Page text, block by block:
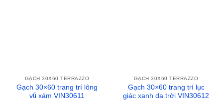
GẠCH 30X60 TERRAZZO
Gạch 30×60 trang trí lông
vũ xám VIN30611
GẠCH 30X60 TERRAZZO
Gạch 30×60 trang trí lục
giác xanh da trời VIN30612